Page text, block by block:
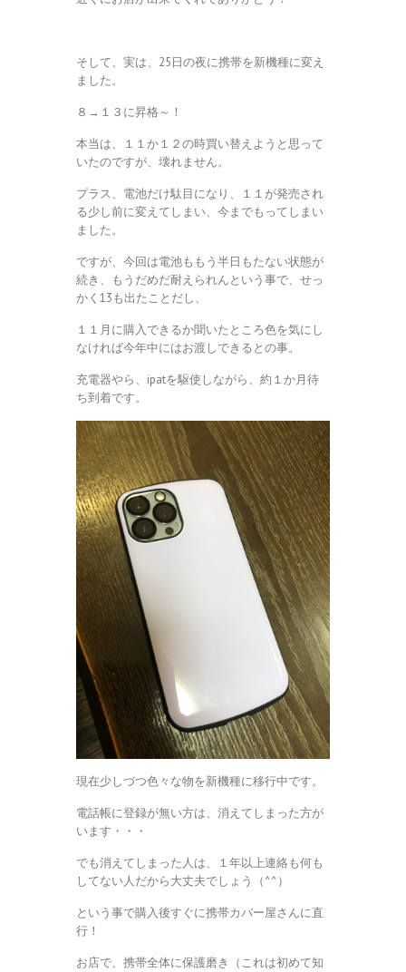
そして、実は、25日の夜に携帯を新機種に変え
ました。
８→１３に昇格～！
本当は、１１か１２の時買い替えようと思って
いたのですが、壊れません。
プラス、電池だけ駄目になり、１１が発売され
る少し前に変えてしまい、今までもってしまい
ました。
ですが、今回は電池ももう半日もたない状態が
続き、もうだめだ耐えられんという事で、せっ
かく13も出たことだし、
１１月に購入できるか聞いたところ色を気にし
なければ今年中にはお渡しできるとの事。
充電器やら、ipatを駆使しながら、約１か月待
ち到着です。
現在少しづつ色々な物を新機種に移行中です。
電話帳に登録が無い方は、消えてしまった方が
います・・・
でも消えてしまった人は、１年以上連絡も何も
してない人だから大丈夫でしょう（^^）
という事で購入後すぐに携帯カバー屋さんに直
行！
お店で、携帯全体に保護磨き（これは初めて知